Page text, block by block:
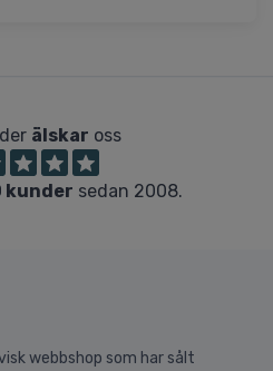
älskar oss
kunder sedan 2008.
webbshop som har sålt